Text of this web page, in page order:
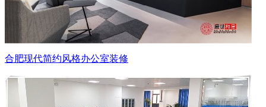
合肥现代简约风格办公室装修